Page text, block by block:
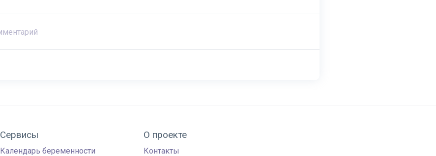
Сервисы
Календарь беременности
О проекте
Контакты